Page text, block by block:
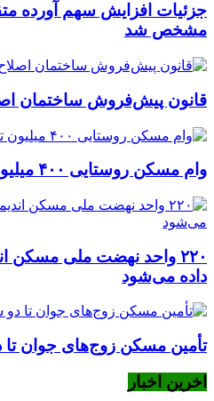
جزئیات افزایش سهم آورده
مشخص شد
قانون پیش‌فروش ساختمان
وام مسکن روستایی ۴۰۰ میلیون تومان شد
۲۲۰ واحد نهضت ملی مسکن
داده می‌شود
تأمین مسکن زوج‌های جوان
اخرین اخبار